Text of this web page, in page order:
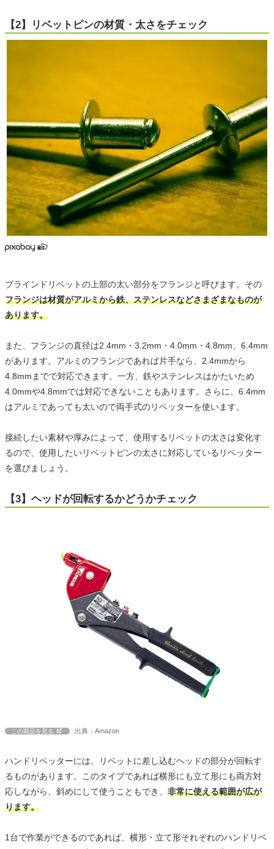
【2】リベットピンの材質・太さをチェック
ブラインドリベットの上部の太い部分をフランジと呼びます。その
フランジは材質がアルミから鉄、ステンレスなどさまざまなものが
あります。
また、フランジの直径は2.4mm・3.2mm・4.0mm・4.8mm、6.4mm
があります。アルミのフランジであれば片手なら、2.4mmから
4.8mmまでで対応できます。一方、鉄やステンレスはかたいため
4.0mmや4.8mmでは対応できないこともあります。さらに、6.4mm
はアルミであっても太いので両手式のリベッターを使います。
接続したい素材や厚みによって、使用するリベットの太さは変化す
るので、使用したいリベットピンの太さに対応しているリベッター
を選びましょう。
【3】ヘッドが回転するかどうかチェック
この商品を見る 出典：Amazon
ハンドリベッターには、リベットに差し込むヘッドの部分が回転す
るものがあります。このタイプであれば横形にも立て形にも両方対
応しながら、斜めにして使うこともでき、 非常に使える範囲が広が
ります。
1台で作業ができるのであれば、横形・立て形それぞれのハンドリベ